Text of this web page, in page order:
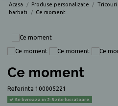
Acasa Produse personalizate Tricouri
barbati
Ce moment
Ce moment
Referinta 100005221
Se livreaza in 2-3 zile lucratoare.